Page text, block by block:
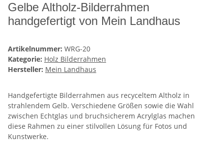
Gelbe Altholz-Bilderrahmen
handgefertigt von Mein Landhaus
Artikelnummer: WRG-20
Kategorie: Holz Bilderrahmen
Hersteller: Mein Landhaus
Handgefertigte Bilderrahmen aus recyceltem Altholz in
strahlendem Gelb. Verschiedene Größen sowie die Wahl
zwischen Echtglas und bruchsicherem Acrylglas machen
diese Rahmen zu einer stilvollen Lösung für Fotos und
Kunstwerke.